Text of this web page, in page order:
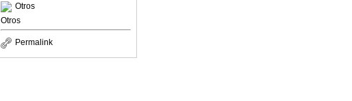
Otros
Otros
Permalink